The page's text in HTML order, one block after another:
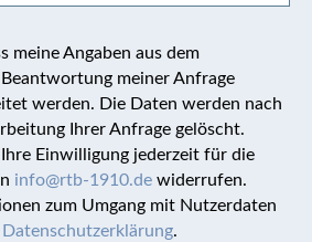
meine Angaben aus dem
meiner Anfrage
werden. Die Daten werden nach
Ihrer Anfrage gelöscht.
Einwilligung jederzeit für die
info@rtb-1910.de widerrufen.
zum Umgang mit Nutzerdaten
Datenschutzerklärung.